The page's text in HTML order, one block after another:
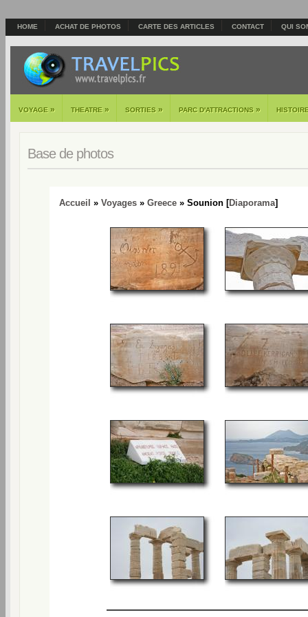
HOME ACHAT DE PHOTOS CARTE DES ARTICLES CONTACT QUI
VOYAGE » THEATRE » SORTIES » PARC D'ATTRACTIONS »
Base de photos
Accueil » Voyages » Greece » Sounion [Diaporama]